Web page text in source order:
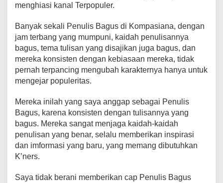
menghiasi kanal Terpopuler.
Banyak sekali Penulis Bagus di Kompasiana, dengan
jam terbang yang mumpuni, kaidah penulisannya
bagus, tema tulisan yang disajikan juga bagus, dan
mereka konsisten dengan kebiasaan mereka, tidak
pernah terpancing mengubah karakternya hanya untuk
mengejar populeritas.
Mereka inilah yang saya anggap sebagai Penulis
Bagus, karena konsisten dengan tulisannya yang
bagus. Mereka sangat menjaga kaidah-kaidah
penulisan yang benar, selalu memberikan inspirasi
dan imformasi yang baru, yang memang dibutuhkan
K’ners.
Saya tidak berani memberikan cap Penulis Bagus